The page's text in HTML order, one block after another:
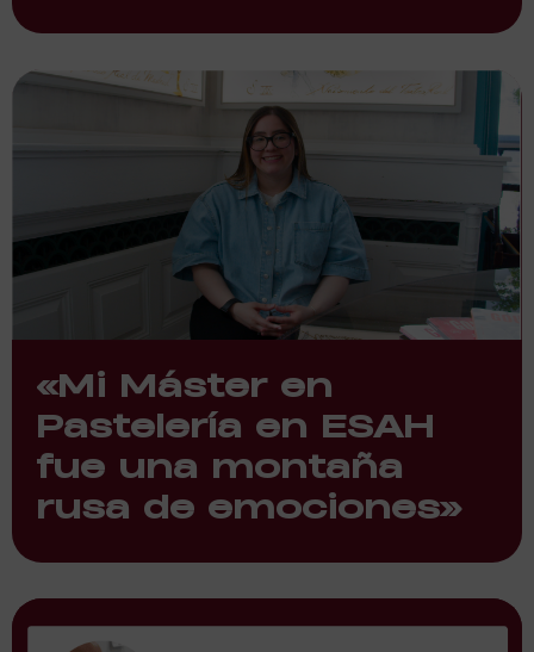
«Mi Máster en
Pastelería en ESAH
fue una montaña
rusa de emociones»